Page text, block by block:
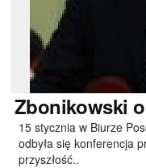
Zbonikowski
15 stycznia w Biurze
odbyła się konferencja
przyszłość..